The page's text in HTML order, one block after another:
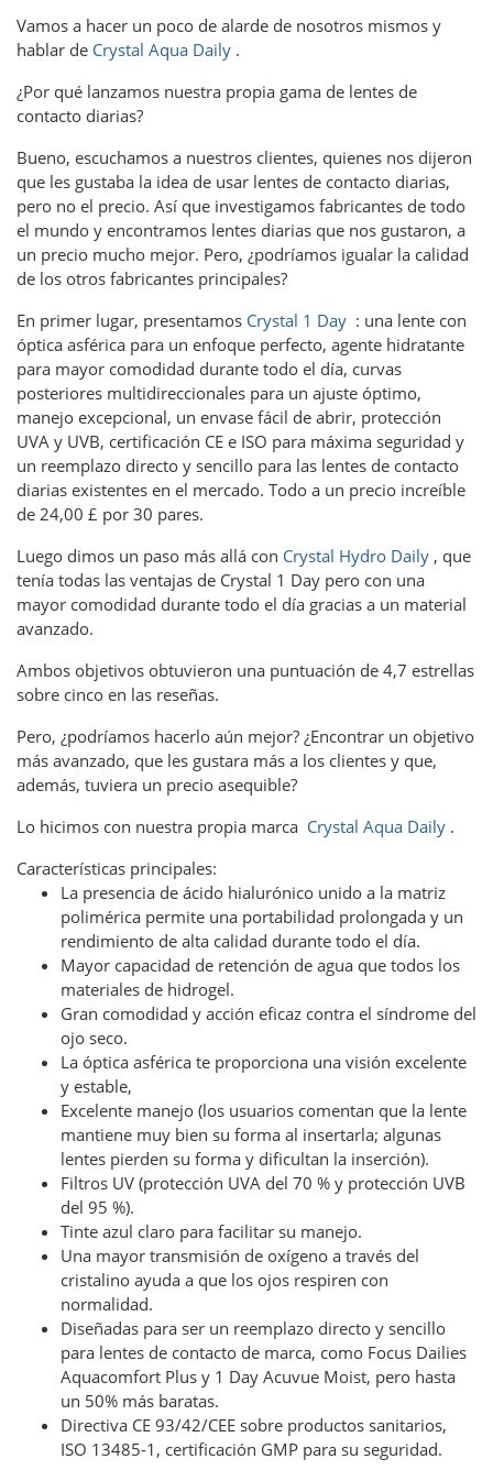
Vamos a hacer un poco de alarde de nosotros mismos y
hablar de Crystal Aqua Daily .
¿Por qué lanzamos nuestra propia gama de lentes de
contacto diarias?
Bueno, escuchamos a nuestros clientes, quienes nos dijeron
que les gustaba la idea de usar lentes de contacto diarias,
pero no el precio. Así que investigamos fabricantes de todo
el mundo y encontramos lentes diarias que nos gustaron, a
un precio mucho mejor. Pero, ¿podríamos igualar la calidad
de los otros fabricantes principales?
En primer lugar, presentamos Crystal 1 Day : una lente con
óptica asférica para un enfoque perfecto, agente hidratante
para mayor comodidad durante todo el día, curvas
posteriores multidireccionales para un ajuste óptimo,
manejo excepcional, un envase fácil de abrir, protección
UVA y UVB, certificación CE e ISO para máxima seguridad y
un reemplazo directo y sencillo para las lentes de contacto
diarias existentes en el mercado. Todo a un precio increíble
de 24,00 £ por 30 pares.
Luego dimos un paso más allá con Crystal Hydro Daily , que
tenía todas las ventajas de Crystal 1 Day pero con una
mayor comodidad durante todo el día gracias a un material
avanzado.
Ambos objetivos obtuvieron una puntuación de 4,7 estrellas
sobre cinco en las reseñas.
Pero, ¿podríamos hacerlo aún mejor? ¿Encontrar un objetivo
más avanzado, que les gustara más a los clientes y que,
además, tuviera un precio asequible?
Lo hicimos con nuestra propia marca Crystal Aqua Daily .
Características principales:
La presencia de ácido hialurónico unido a la matriz
polimérica permite una portabilidad prolongada y un
rendimiento de alta calidad durante todo el día.
Mayor capacidad de retención de agua que todos los
materiales de hidrogel.
Gran comodidad y acción eficaz contra el síndrome del
ojo seco.
La óptica asférica te proporciona una visión excelente
y estable,
Excelente manejo (los usuarios comentan que la lente
mantiene muy bien su forma al insertarla; algunas
lentes pierden su forma y dificultan la inserción).
Filtros UV (protección UVA del 70 % y protección UVB
del 95 %).
Tinte azul claro para facilitar su manejo.
Una mayor transmisión de oxígeno a través del
cristalino ayuda a que los ojos respiren con
normalidad.
Diseñadas para ser un reemplazo directo y sencillo
para lentes de contacto de marca, como Focus Dailies
Aquacomfort Plus y 1 Day Acuvue Moist, pero hasta
un 50% más baratas.
Directiva CE 93/42/CEE sobre productos sanitarios,
ISO 13485-1, certificación GMP para su seguridad.